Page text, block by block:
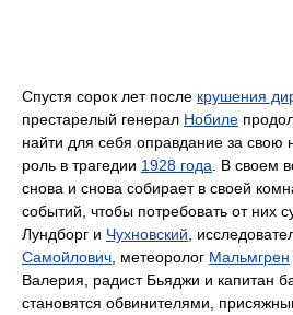
Спустя сорок лет после крушения
престарелый генерал Нобиле
найти для себя оправдание за
роль в трагедии 1928 года . В своем
снова и снова собирает в своей
событий, чтобы потребовать от них
Лундборг и Чухновский ,
Самойлович , метеоролог Мальмгрен
Валерия, радист Бьяджи и капитан
становятся обвинителями,